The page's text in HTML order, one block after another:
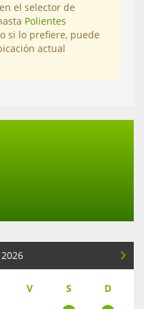
el selector de
Polientes
si lo prefiere, puede
actual
V S D